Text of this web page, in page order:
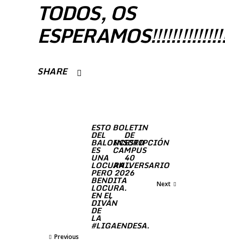
TODOS, OS
SHARE
ESTO
DEL
BALONCESTO
ES
UNA
LOCURA…
PERO
BENDITA
LOCURA.
EN EL
DIVÁN
DE
LA
#LIGAENDESA.
Previous
BOLETIN
DE
INSCRIPCIÓN
CAMPUS
40
ANIVERSARIO
2026
Next